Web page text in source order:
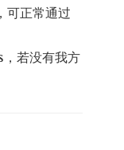
可正常通过
若没有我方